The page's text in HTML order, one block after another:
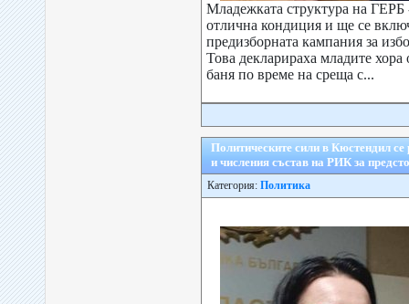
Младежката структура на ГЕРБ
отлична кондиция и ще се
предизборната кампания за
Това декларираха младите
баня по време на среща с...
Политическите сили в Кюстендил се
и числения състав на РИК за
Категория: Политика